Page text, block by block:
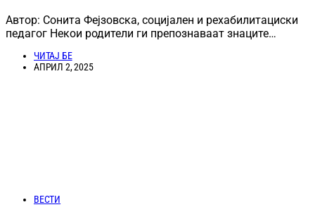
Автор: Сонита Фејзовска, социјален и рехабилитациски
педагог Некои родители ги препознаваат знаците…
ЧИТАЈ БЕ
АПРИЛ 2, 2025
ВЕСТИ